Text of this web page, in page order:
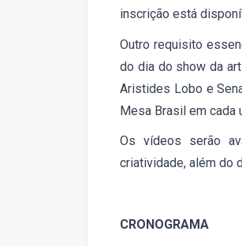
inscrição está
Outro requisito
do dia do show da
Aristides Lobo e
Mesa Brasil em cada
Os vídeos serão
criatividade, além do
CRONOGRAMA